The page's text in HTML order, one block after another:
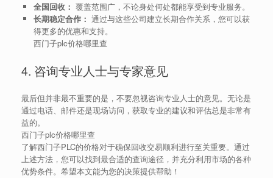
全国回收： 覆盖范围广，不论身处何处都能享受到专业服务。
长期稳定合作： 通过与这些公司建立长期合作关系，您可以获
得更多的优惠和支持。
西门子plc价格哪里查
4. 咨询专业人士与专家意见
最后但并非最不重要的是，不要忽视咨询专业人士的意见。无论是
通过电话、邮件还是现场访问，获取专业的建议和评估总是非常有
益的。
西门子plc价格哪里查
了解西门子PLC的价格对于确保回收交易顺利进行至关重要。通过
上述方法，您可以找到最合适的查询途径，并充分利用市场的各种
优势条件。希望本文能为您的决策提供帮助！